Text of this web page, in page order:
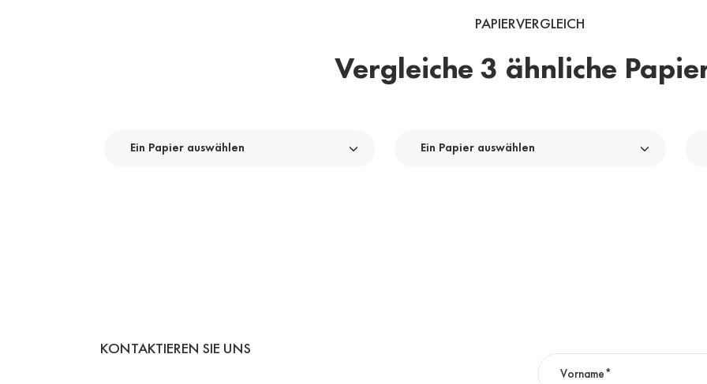
PAPIERVERGLEICH
Vergleiche 3 ähnliche
Ein Papier auswählen Ein Papier auswählen
KONTAKTIEREN SIE UNS